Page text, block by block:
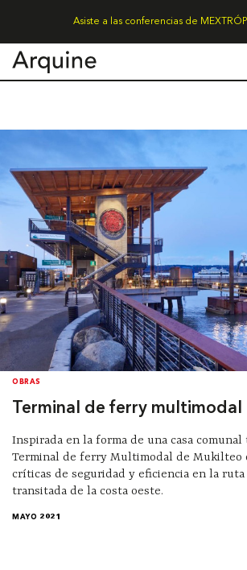
Asiste a las conferencias de
OBRAS
Terminal de ferry
Inspirada en la forma de una casa
Terminal de ferry Multimodal de Mukilteo
críticas de seguridad y eficiencia en la
transitada de la costa oeste.
MAYO 2021